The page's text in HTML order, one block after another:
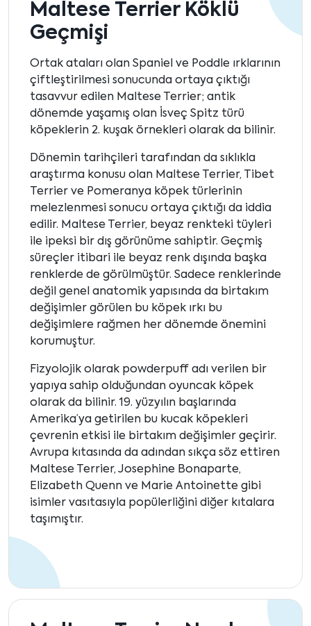
Maltese Terrier Köklü
Geçmişi
Ortak ataları olan Spaniel ve Poddle ırklarının
çiftleştirilmesi sonucunda ortaya çıktığı
tasavvur edilen Maltese Terrier; antik
dönemde yaşamış olan İsveç Spitz türü
köpeklerin 2. kuşak örnekleri olarak da bilinir.
Dönemin tarihçileri tarafından da sıklıkla
araştırma konusu olan Maltese Terrier, Tibet
Terrier ve Pomeranya köpek türlerinin
melezlenmesi sonucu ortaya çıktığı da iddia
edilir. Maltese Terrier, beyaz renkteki tüyleri
ile ipeksi bir dış görünüme sahiptir. Geçmiş
süreçler itibari ile beyaz renk dışında başka
renklerde de görülmüştür. Sadece renklerinde
değil genel anatomik yapısında da birtakım
değişimler görülen bu köpek ırkı bu
değişimlere rağmen her dönemde önemini
korumuştur.
Fizyolojik olarak powderpuff adı verilen bir
yapıya sahip olduğundan oyuncak köpek
olarak da bilinir. 19. yüzyılın başlarında
Amerika’ya getirilen bu kucak köpekleri
çevrenin etkisi ile birtakım değişimler geçirir.
Avrupa kıtasında da adından sıkça söz ettiren
Maltese Terrier, Josephine Bonaparte,
Elizabeth Quenn ve Marie Antoinette gibi
isimler vasıtasıyla popülerliğini diğer kıtalara
taşımıştır.